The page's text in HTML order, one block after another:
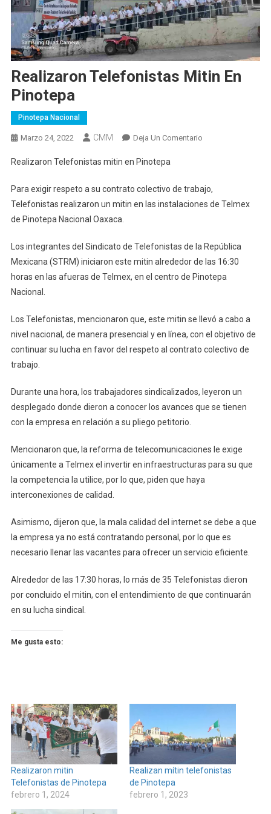
Realizaron Telefonistas Mitin En
Pinotepa
Pinotepa Nacional
Marzo 24, 2022 CMM Deja Un ComentarioEn
En
Pinotepa
Realizaron Telefonistas mitin en Pinotepa
Para exigir respeto a su contrato colectivo de trabajo,
Telefonistas realizaron un mitin en las instalaciones de Telmex
de Pinotepa Nacional Oaxaca.
Los integrantes del Sindicato de Telefonistas de la República
Mexicana (STRM) iniciaron este mitin alrededor de las 16:30
horas en las afueras de Telmex, en el centro de Pinotepa
Nacional.
Los Telefonistas, mencionaron que, este mitin se llevó a cabo a
nivel nacional, de manera presencial y en línea, con el objetivo de
continuar su lucha en favor del respeto al contrato colectivo de
trabajo.
Durante una hora, los trabajadores sindicalizados, leyeron un
desplegado donde dieron a conocer los avances que se tienen
con la empresa en relación a su pliego petitorio.
Mencionaron que, la reforma de telecomunicaciones le exige
únicamente a Telmex el invertir en infraestructuras para su que
la competencia la utilice, por lo que, piden que haya
interconexiones de calidad.
Asimismo, dijeron que, la mala calidad del internet se debe a que
la empresa ya no está contratando personal, por lo que es
necesario llenar las vacantes para ofrecer un servicio eficiente.
Alrededor de las 17:30 horas, lo más de 35 Telefonistas dieron
por concluido el mitin, con el entendimiento de que continuarán
en su lucha sindical.
Me gusta esto:
Realizaron mitin
Telefonistas de Pinotepa
febrero 1, 2024
Realizan mítin telefonistas
de Pinotepa
febrero 1, 2023